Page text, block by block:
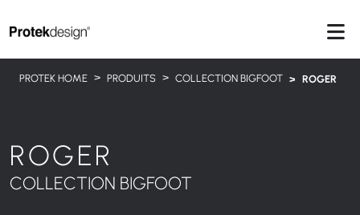
PROTEK HOME PRODUITS COLLECTION BIGFOOT ROGER
ROGER
COLLECTION BIGFOOT